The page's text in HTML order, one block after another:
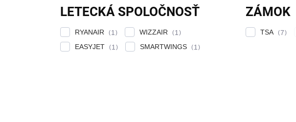
LETECKÁ SPOLOČNOSŤ
RYANAIR 1 WIZZAIR
1
EASYJET
1 SMARTWINGS 1
ZÁMOK
TSA 7